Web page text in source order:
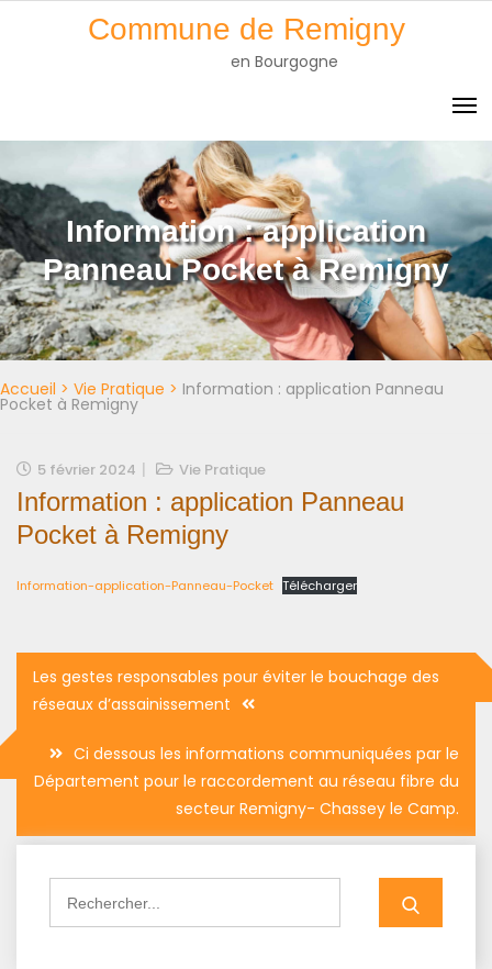
Commune de Remigny
en Bourgogne
Information : application
Panneau Pocket à Remigny
Accueil > Vie Pratique > Information : application Panneau
Pocket à Remigny
5 février 2024 Vie Pratique
Information : application Panneau
Pocket à Remigny
Information-application-Panneau-Pocket Télécharger
Navigation
de
l’article
Les gestes responsables pour éviter le bouchage des
réseaux d’assainissement
Ci dessous les informations communiquées par le
Département pour le raccordement au réseau fibre du
secteur Remigny- Chassey le Camp.